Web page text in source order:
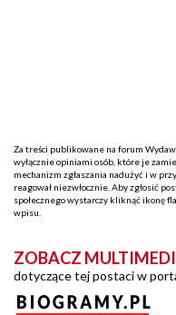
Za treści publikowane na forum
wyłącznie opiniami osób, które je
mechanizm zgłaszania nadużyć i w
reagował niezwłocznie. Aby zgłosić
społecznego wystarczy kliknąć ikonę
wpisu.
ZOBACZ
dotyczące tej postaci w